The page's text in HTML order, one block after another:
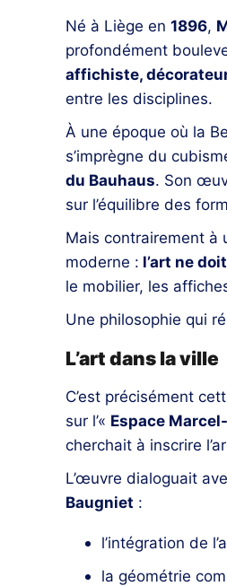
Né à Liège en 1896,
profondément
affichiste,
entre les disciplines.
À une époque où la
s’imprègne du
du Bauhaus. Son
sur l’équilibre des
Mais contrairement à
moderne : l’art ne
le mobilier, les
Une philosophie qui
L’art dans la ville
C’est précisément
sur l’« Espace
cherchait à inscrire
L’œuvre dialoguait
Baugniet :
l’intégration de
la géométrie